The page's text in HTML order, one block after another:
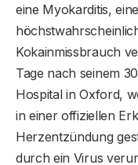
eine Myokarditis,
Kokainmissbrauch
Tage nach seinem
Hospital in Oxford,
in einer offiziellen
Herzentzündung
durch ein Virus